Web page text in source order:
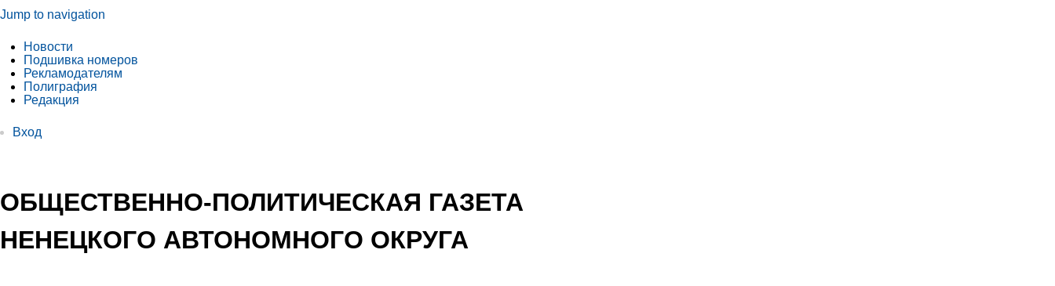
Jump to navigation
Новости
Подшивка номеров
Рекламодателям
Полиграфия
Редакция
Вход
ОБЩЕСТВЕННО-ПОЛИТИЧЕСКАЯ ГАЗЕТА
НЕНЕЦКОГО АВТОНОМНОГО ОКРУГА